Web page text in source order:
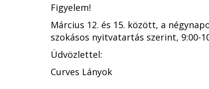
Figyelem!
Március 12. és 15. között, a
szokásos nyitvatartás szerint, 9:00-
Üdvözlettel:
Curves Lányok